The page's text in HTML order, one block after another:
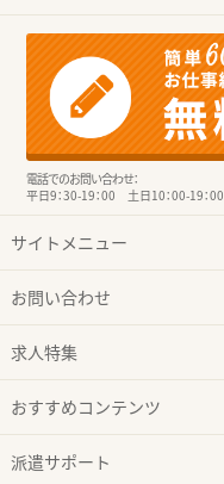
電話でのお問い合わせ：
平日9：30-19：00 土日10：00-19：00
サイトメニュー
お問い合わせ
求人特集
おすすめコンテンツ
派遣サポート